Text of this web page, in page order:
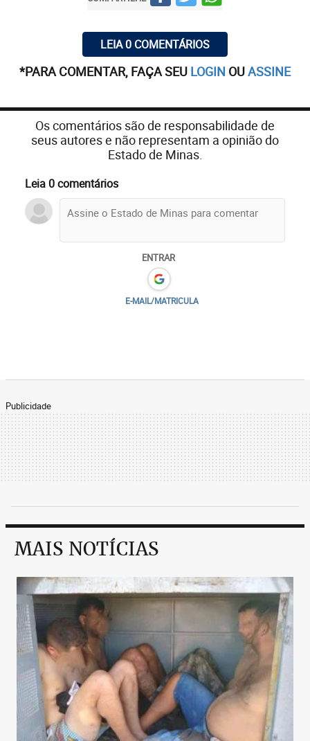
LEIA 0 COMENTÁRIOS
*PARA COMENTAR, FAÇA SEU LOGIN OUASSINE
Os comentários são de responsabilidade de
seus autores e não representam a opinião do
Estado de Minas.
Leia 0 comentários
ENTRAR
E-MAIL/MATRICULA
Publicidade
MAIS NOTÍCIAS